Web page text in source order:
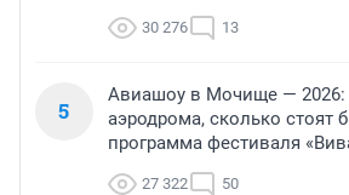
30 276 13
5
Авиашоу в Мочище — 2026:
аэродрома, сколько стоят
программа фестиваля
27 322 50